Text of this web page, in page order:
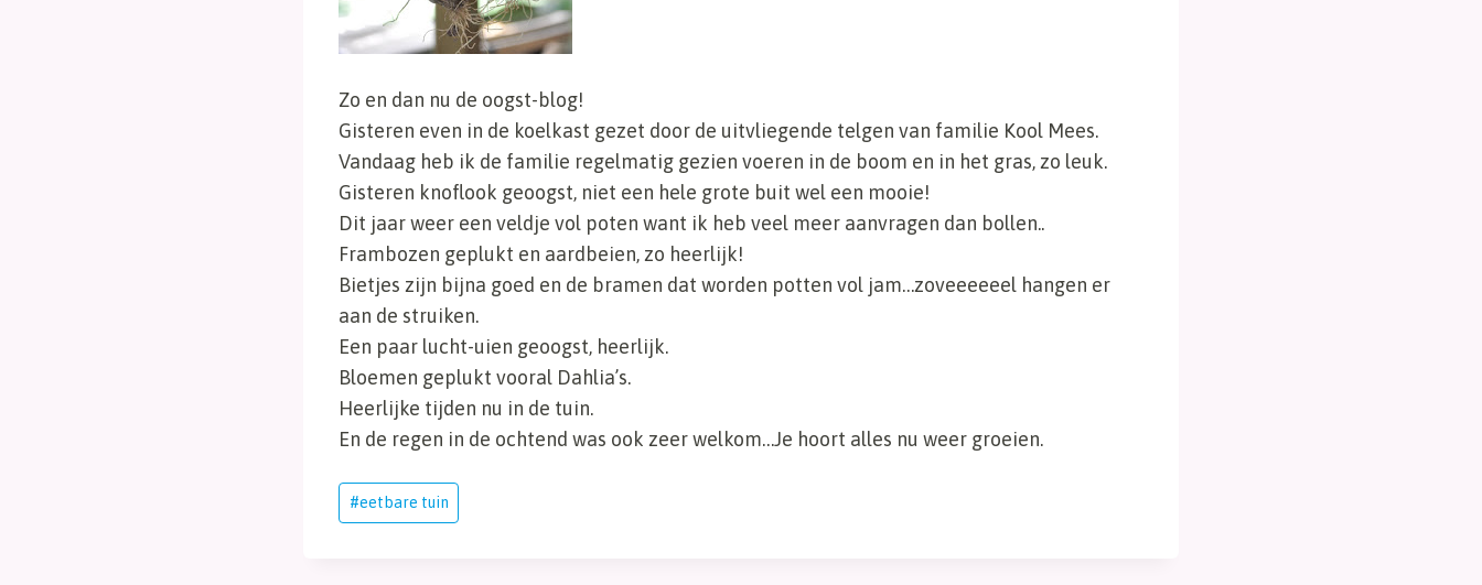
Zo en dan nu de oogst-blog!
Gisteren even in de koelkast gezet door de uitvliegende telgen van familie Kool Mees.
Vandaag heb ik de familie regelmatig gezien voeren in de boom en in het gras, zo leuk.
Gisteren knoflook geoogst, niet een hele grote buit wel een mooie!
Dit jaar weer een veldje vol poten want ik heb veel meer aanvragen dan bollen..
Frambozen geplukt en aardbeien, zo heerlijk!
Bietjes zijn bijna goed en de bramen dat worden potten vol jam…zoveeeeeel hangen er
aan de struiken.
Een paar lucht-uien geoogst, heerlijk.
Bloemen geplukt vooral Dahlia’s.
Heerlijke tijden nu in de tuin.
En de regen in de ochtend was ook zeer welkom…Je hoort alles nu weer groeien.
Bericht
tags:
#eetbare tuin